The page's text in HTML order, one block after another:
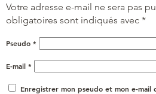
Votre adresse e-mail ne sera pas
obligatoires sont indiqués avec *
Pseudo *
E-mail *
Enregistrer mon pseudo et mon e-mail